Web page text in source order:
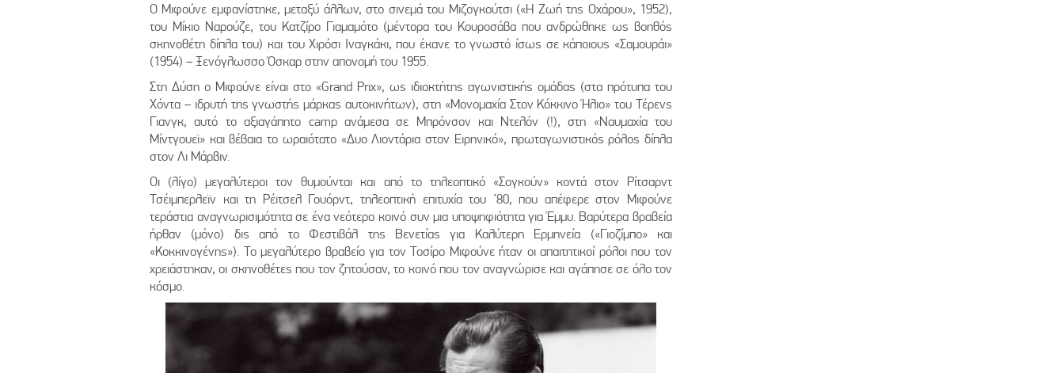
Ο Μιφούνε εμφανίστηκε, μεταξύ άλλων, στο σινεμά του Μιζογκούτσι («Η Ζωή της Οχάρου», 1952),
του Μίκιο Ναρούζε, του Κατζίρο Γιαμαμότο (μέντορα του Κουροσάβα που ανδρώθηκε ως βοηθός
σκηνοθέτη δίπλα του) και του Χιρόσι Ιναγκάκι, που έκανε το γνωστό ίσως σε κάποιους «Σαμουράι»
(1954) – Ξενόγλωσσο Όσκαρ στην απονομή του 1955.
Στη Δύση ο Μιφούνε είναι στο «Grand Prix», ως ιδιοκτήτης αγωνιστικής ομάδας (στα πρότυπα του
Χόντα – ιδρυτή της γνωστής μάρκας αυτοκινήτων), στη «Μονομαχία Στον Κόκκινο Ήλιο» του Τέρενς
Γιανγκ, αυτό το αξιαγάπητο camp ανάμεσα σε Μπρόνσον και Ντελόν (!), στη «Ναυμαχία του
Μίντγουεϊ» και βέβαια το ωραιότατο «Δυο Λιοντάρια στον Ειρηνικό», πρωταγωνιστικός ρόλος δίπλα
στον Λι Μάρβιν.
Οι (λίγο) μεγαλύτεροι τον θυμούνται και από το τηλεοπτικό «Σογκούν» κοντά στον Ρίτσαρντ
Τσέιμπερλεϊν και τη Ρέιτσελ Γουόρντ, τηλεοπτική επιτυχία του ’80, που απέφερε στον Μιφούνε
τεράστια αναγνωρισιμότητα σε ένα νεότερο κοινό συν μια υποψηφιότητα για Έμμυ. Βαρύτερα βραβεία
ήρθαν (μόνο) δις από το Φεστιβάλ της Βενετίας για Καλύτερη Ερμηνεία («Γιοζίμπο» και
«Κοκκινογένης»). Το μεγαλύτερο βραβείο για τον Τοσίρο Μιφούνε ήταν οι απαιτητικοί ρόλοι που τον
χρειάστηκαν, οι σκηνοθέτες που τον ζητούσαν, το κοινό που τον αναγνώρισε και αγάπησε σε όλο τον
κόσμο.